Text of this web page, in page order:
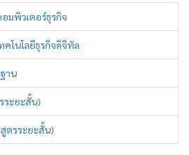
มพิวเตอร์ธุรกิจ
คโนโลยีธุรกิจดิจิทัล
าน
ระยะสั้น)
ตรระยะสั้น)